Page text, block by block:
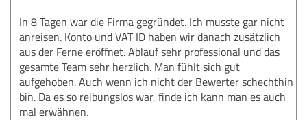
In 8 Tagen war die Firma gegründet. Ich musste gar nicht
anreisen. Konto und VAT ID haben wir danach zusätzlich
aus der Ferne eröffnet. Ablauf sehr professional und das
gesamte Team sehr herzlich. Man fühlt sich gut
aufgehoben. Auch wenn ich nicht der Bewerter schechthin
bin. Da es so reibungslos war, finde ich kann man es auch
mal erwähnen.